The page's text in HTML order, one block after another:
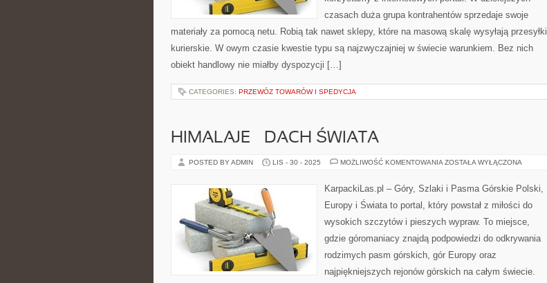
czasach duża grupa kontrahentów sprzedaje swoje
materiały za pomocą netu. Robią tak nawet sklepy, które na masową skalę wysyłają przesyłki
kurierskie. W owym czasie kwestie typu są najzwyczajniej w świecie warunkiem. Bez nich
obiekt handlowy nie miałby dyspozycji […]
CATEGORIES: PRZEWÓZ TOWARÓW I SPEDYCJA
HIMALAJE – DACH ŚWIATA
POSTED BY ADMIN LIS - 30 - 2025 MOŻLIWOŚĆ KOMENTOWANIA HIMALAJE
ŚWIATA
ZOSTAŁA WYŁĄCZONA
KarpackiLas.pl – Góry, Szlaki i Pasma Górskie Polski,
Europy i Świata to portal, który powstał z miłości do
wysokich szczytów i pieszych wypraw. To miejsce,
gdzie góromaniacy znajdą podpowiedzi do odkrywania
rodzimych pasm górskich, gór Europy oraz
najpiękniejszych rejonów górskich na całym świecie.